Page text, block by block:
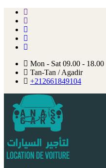
Mon - Sat 09.00 - 18.00
Tan-Tan / Agadir
+212661849104